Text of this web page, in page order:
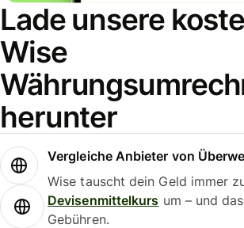
Lade unsere
Wise
herunter
Vergleiche Anbieter von
Wise tauscht dein Geld immer
Devisenmittelkurs um – und
Gebühren.